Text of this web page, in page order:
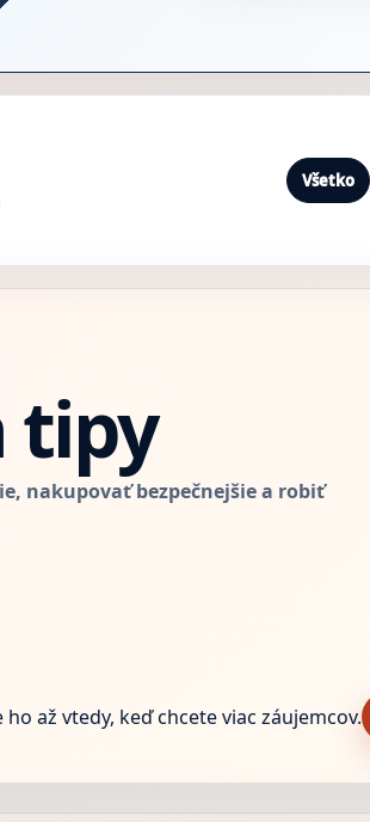
Všetko
tipy
nakupovať bezpečnejšie a robiť
až vtedy, keď chcete viac záujemcov.